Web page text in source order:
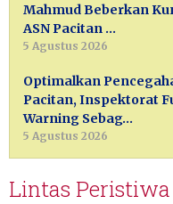
Mahmud Beberkan
ASN Pacitan …
5 Agustus 2026
Optimalkan
Pacitan, Inspektorat
Warning Sebag…
5 Agustus 2026
Lintas Peristiwa